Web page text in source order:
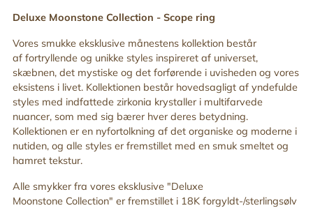
din
Deluxe Moonstone Collection - Scope ring
Vores smukke eksklusive månestens kollektion består
af fortryllende og unikke styles inspireret af universet,
skæbnen, det mystiske og det forførende i uvisheden og vores
eksistens i livet. Kollektionen består hovedsagligt af yndefulde
styles med indfattede zirkonia krystaller i multifarvede
nuancer, som med sig bærer hver deres betydning.
Kollektionen er en nyfortolkning af det organiske og moderne i
nutiden, og alle styles er fremstillet med en smuk smeltet og
hamret tekstur.
Alle smykker fra vores eksklusive "Deluxe
Moonstone Collection" er fremstillet i 18K forgyldt-/sterlingsølv